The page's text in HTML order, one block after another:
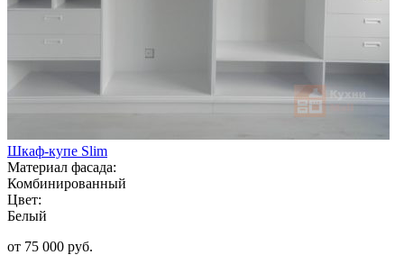
Шкаф-купе Slim
Материал фасада:
Комбинированный
Цвет:
Белый
от 75 000 руб.